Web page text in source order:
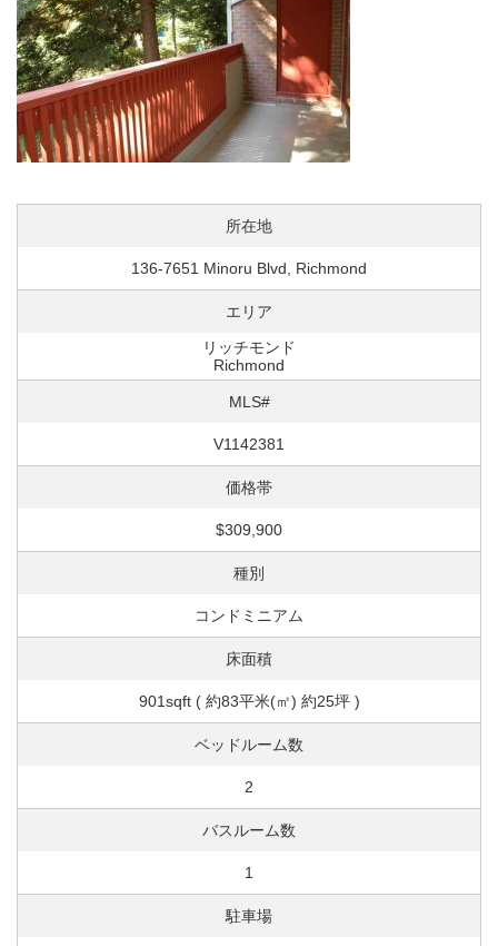
所在地
136-7651 Minoru Blvd, Richmond
エリア
リッチモンド
Richmond
MLS#
V1142381
価格帯
$309,900
種別
コンドミニアム
床面積
901sqft ( 約83平米(㎡) 約25坪 )
ベッドルーム数
2
バスルーム数
1
駐車場